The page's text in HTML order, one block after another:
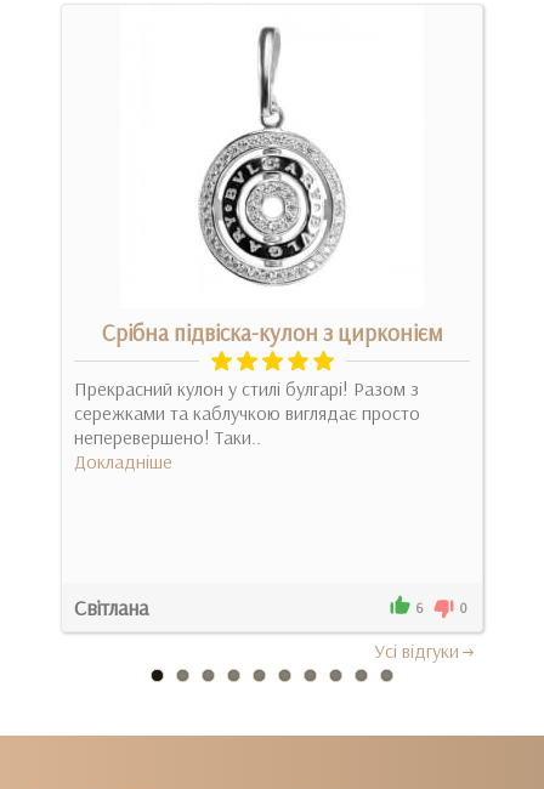
Срібна підвіска-кулон з цирконієм
Прекрасний кулон у стилі булгарі! Разом з
сережками та каблучкою виглядає просто
неперевершено! Таки..
Докладніше
Світлана 6 0
Усi вiдгуки